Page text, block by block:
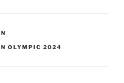
OLYMPIC 2024